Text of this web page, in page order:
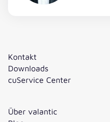
Kontakt
Downloads
cuService Center
Über valantic